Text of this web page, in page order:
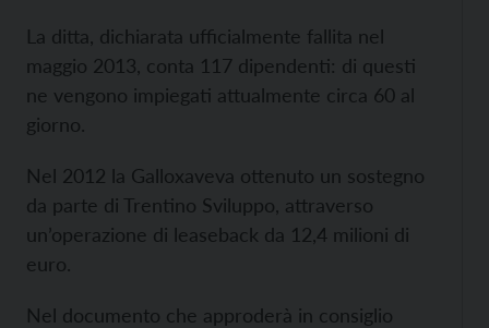
La ditta, dichiarata ufficialmente fallita nel
maggio 2013, conta 117 dipendenti: di questi
ne vengono impiegati attualmente circa 60 al
giorno.
Nel 2012 la Galloxaveva ottenuto un sostegno
da parte di Trentino Sviluppo, attraverso
un’operazione di leaseback da 12,4 milioni di
euro.
Nel documento che approderà in consiglio